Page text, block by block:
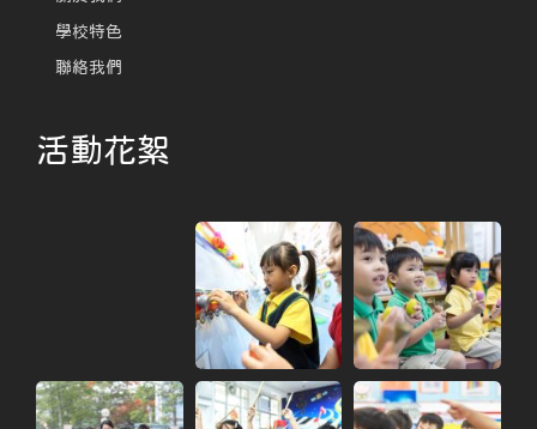
學校特色
聯絡我們
活動花絮